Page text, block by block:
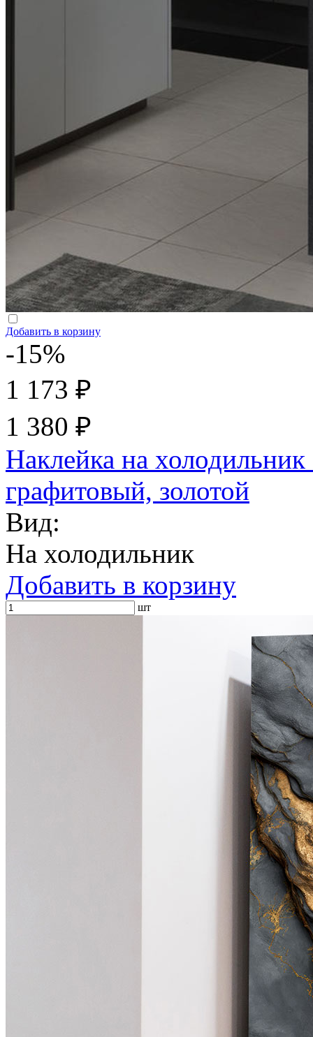
Добавить в корзину
-15%
1 173 ₽
1 380 ₽
Наклейка на
графитовый, золотой
Вид:
На холодильник
Добавить в корзину
шт